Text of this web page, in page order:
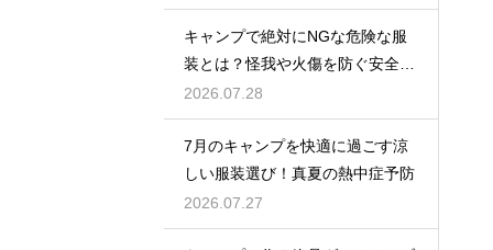
キャンプで絶対にNGな危険な服
装とは？怪我や火傷を防ぐ安全対
策
2026.07.28
7月のキャンプを快適に過ごす涼
しい服装選び！真夏の熱中症予防
2026.07.27